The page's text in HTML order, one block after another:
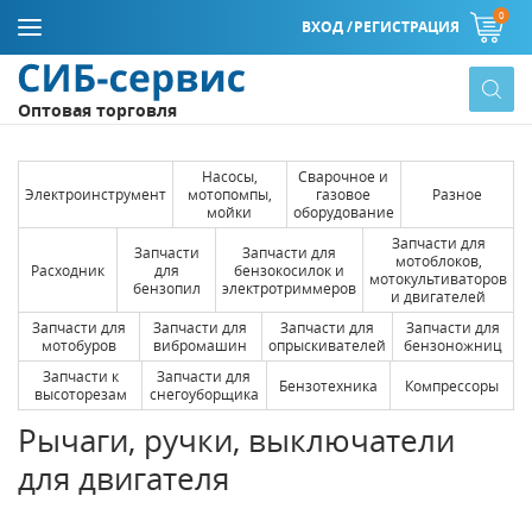
ВХОД /РЕГИСТРАЦИЯ
0
Оптовая торговля
Электроинструмент
Насосы,
мотопомпы,
мойки
Сварочное и
газовое
оборудование
Разное
Расходник
Запчасти
для
бензопил
Запчасти для
бензокосилок и
электротриммеров
Запчасти для
мотоблоков,
мотокультиваторов
и двигателей
Запчасти для
мотобуров
Запчасти для
вибромашин
Запчасти для
опрыскивателей
Запчасти для
бензоножниц
Запчасти к
высоторезам
Запчасти для
снегоуборщика
Бензотехника Компрессоры
Рычаги, ручки, выключатели
для двигателя